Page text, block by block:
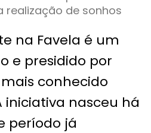
realização de sonhos
na Favela é um
e presidido por
conhecido
iniciativa nasceu há
período já